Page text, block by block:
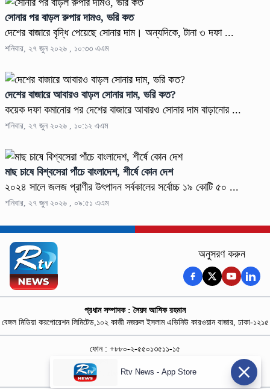
সোনার পর বাড়ল রুপার দামও, ভরি কত
দেশের বাজারে বৃদ্ধি পেয়েছে সোনার দাম। অন্যদিকে, টানা ৩ দফা ...
শনিবার, ২৭ জুন ২০২৬ , ১০:৩৩ এএম
দেশের বাজারে আবারও বাড়ল সোনার দাম, ভরি কত?
কয়েক দফা কমানোর পর দেশের বাজারে আবারও সোনার দাম বাড়ানোর ...
শনিবার, ২৭ জুন ২০২৬ , ১০:১২ এএম
মাছ চাষে বিশ্বসেরা পাঁচে বাংলাদেশ, শীর্ষে কোন দেশ
২০২৪ সালে জলজ প্রাণীর উৎপাদন সর্বকালের সর্বোচ্চ ১৯ কোটি ৫০ ...
শনিবার, ২৭ জুন ২০২৬ , ০৯:৫১ এএম
অনুসরণ করুন
প্রধান সম্পাদক : সৈয়দ আশিক রহমান
বেঙ্গল মিডিয়া করপোরেশন লিমিটেড,১০২ কাজী নজরুল ইসলাম এভিনিউ কারওয়ান বাজার, ঢাকা-১২১৫
ফোন : +৮৮০-২-৫৫০১৩৫১১-১৫
বিজ্ঞাপন :
rtvdigitalad@gmail.com
Rtv News - App Store